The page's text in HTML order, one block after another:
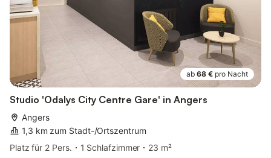
ab 68 € pro Nacht
Studio 'Odalys City Centre Gare' in Angers
Angers
1,3 km zum Stadt-/Ortszentrum
Platz für 2 Pers.
1 Schlafzimmer
23 m²